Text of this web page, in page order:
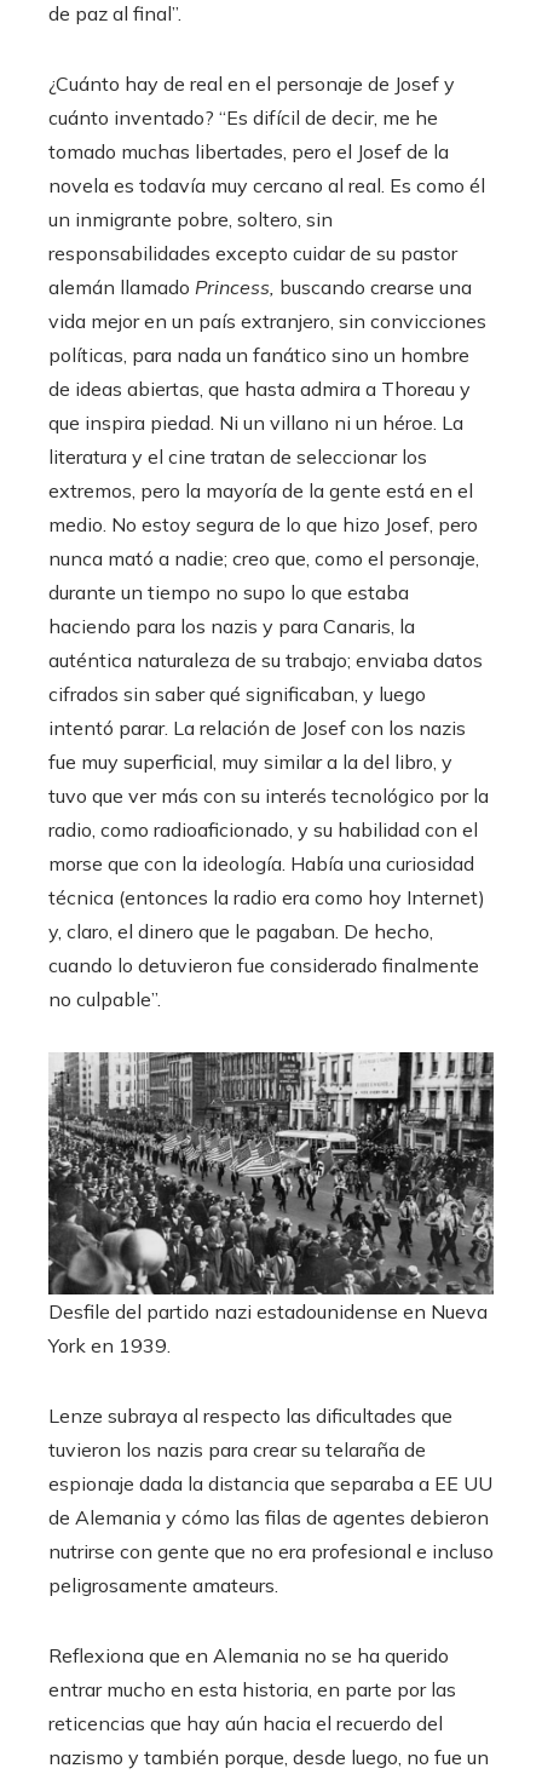
de paz al final”.
¿Cuánto hay de real en el personaje de Josef y
cuánto inventado? “Es difícil de decir, me he
tomado muchas libertades, pero el Josef de la
novela es todavía muy cercano al real. Es como él
un inmigrante pobre, soltero, sin
responsabilidades excepto cuidar de su pastor
alemán llamado Princess, buscando crearse una
vida mejor en un país extranjero, sin convicciones
políticas, para nada un fanático sino un hombre
de ideas abiertas, que hasta admira a Thoreau y
que inspira piedad. Ni un villano ni un héroe. La
literatura y el cine tratan de seleccionar los
extremos, pero la mayoría de la gente está en el
medio. No estoy segura de lo que hizo Josef, pero
nunca mató a nadie; creo que, como el personaje,
durante un tiempo no supo lo que estaba
haciendo para los nazis y para Canaris, la
auténtica naturaleza de su trabajo; enviaba datos
cifrados sin saber qué significaban, y luego
intentó parar. La relación de Josef con los nazis
fue muy superficial, muy similar a la del libro, y
tuvo que ver más con su interés tecnológico por la
radio, como radioaficionado, y su habilidad con el
morse que con la ideología. Había una curiosidad
técnica (entonces la radio era como hoy Internet)
y, claro, el dinero que le pagaban. De hecho,
cuando lo detuvieron fue considerado finalmente
no culpable”.
Desfile del partido nazi estadounidense en Nueva
York en 1939.
Lenze subraya al respecto las dificultades que
tuvieron los nazis para crear su telaraña de
espionaje dada la distancia que separaba a EE UU
de Alemania y cómo las filas de agentes debieron
nutrirse con gente que no era profesional e incluso
peligrosamente amateurs.
Reflexiona que en Alemania no se ha querido
entrar mucho en esta historia, en parte por las
reticencias que hay aún hacia el recuerdo del
nazismo y también porque, desde luego, no fue un